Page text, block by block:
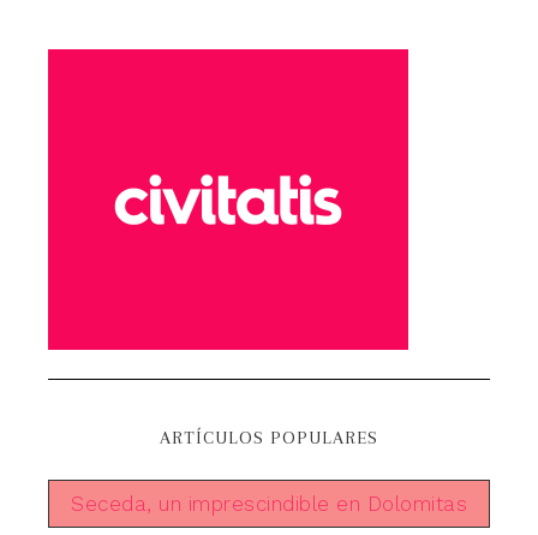
ARTÍCULOS POPULARES
Seceda, un imprescindible en Dolomitas